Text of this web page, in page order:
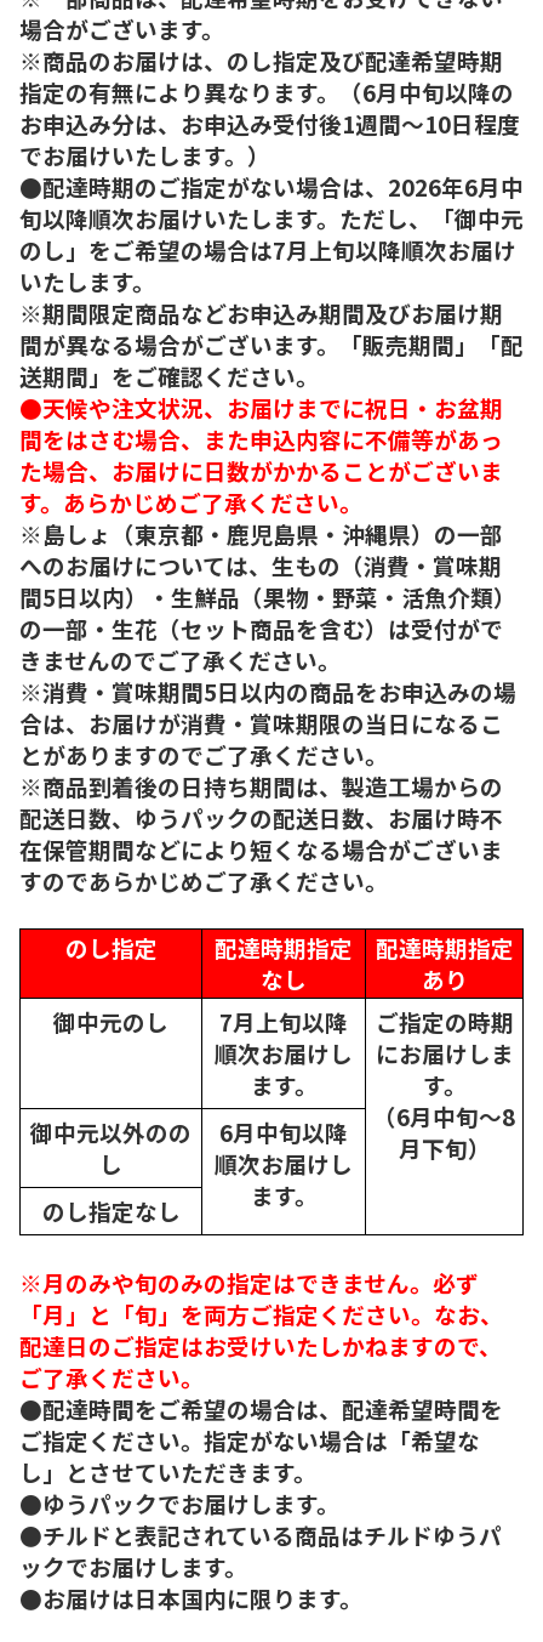
場合がございます。
※商品のお届けは、のし指定及び配達希望時期
指定の有無により異なります。（6月中旬以降の
お申込み分は、お申込み受付後1週間～10日程度
でお届けいたします。）
●配達時期のご指定がない場合は、2026年6月中
旬以降順次お届けいたします。ただし、「御中元
のし」をご希望の場合は7月上旬以降順次お届け
いたします。
※期間限定商品などお申込み期間及びお届け期
間が異なる場合がございます。「販売期間」「配
送期間」をご確認ください。
●天候や注文状況、お届けまでに祝日・お盆期
間をはさむ場合、また申込内容に不備等があっ
た場合、お届けに日数がかかることがございま
す。あらかじめご了承ください。
※島しょ（東京都・鹿児島県・沖縄県）の一部
へのお届けについては、生もの（消費・賞味期
間5日以内）・生鮮品（果物・野菜・活魚介類）
の一部・生花（セット商品を含む）は受付がで
きませんのでご了承ください。
※消費・賞味期間5日以内の商品をお申込みの場
合は、お届けが消費・賞味期限の当日になるこ
とがありますのでご了承ください。
※商品到着後の日持ち期間は、製造工場からの
配送日数、ゆうパックの配送日数、お届け時不
在保管期間などにより短くなる場合がございま
すのであらかじめご了承ください。
のし指定
配達時期指定
なし
配達時期指定
あり
御中元のし
7月上旬以降
順次お届けし
ます。
ご指定の時期
にお届けしま
す。
（6月中旬～8
月下旬）
御中元以外のの
し
6月中旬以降
順次お届けし
ます。
のし指定なし
※月のみや旬のみの指定はできません。必ず
「月」と「旬」を両方ご指定ください。なお、
配達日のご指定はお受けいたしかねますので、
ご了承ください。
●配達時間をご希望の場合は、配達希望時間を
ご指定ください。指定がない場合は「希望な
し」とさせていただきます。
●ゆうパックでお届けします。
●チルドと表記されている商品はチルドゆうパ
ックでお届けします。
●お届けは日本国内に限ります。